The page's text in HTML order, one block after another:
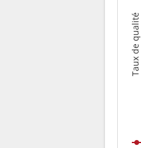
Taux de qualité